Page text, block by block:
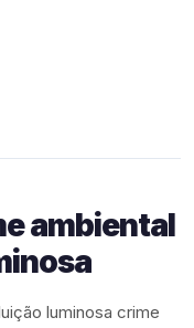
ambiental
luminosa crime